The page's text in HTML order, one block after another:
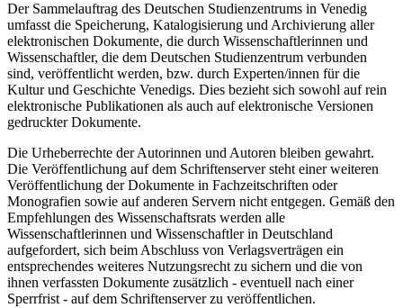
Der Sammelauftrag des Deutschen Studienzentrums in Venedig
umfasst die Speicherung, Katalogisierung und Archivierung aller
elektronischen Dokumente, die durch Wissenschaftlerinnen und
Wissenschaftler, die dem Deutschen Studienzentrum verbunden
sind, veröffentlicht werden, bzw. durch Experten/innen für die
Kultur und Geschichte Venedigs. Dies bezieht sich sowohl auf rein
elektronische Publikationen als auch auf elektronische Versionen
gedruckter Dokumente.
Die Urheberrechte der Autorinnen und Autoren bleiben gewahrt.
Die Veröffentlichung auf dem Schriftenserver steht einer weiteren
Veröffentlichung der Dokumente in Fachzeitschriften oder
Monografien sowie auf anderen Servern nicht entgegen. Gemäß den
Empfehlungen des Wissenschaftsrats werden alle
Wissenschaftlerinnen und Wissenschaftler in Deutschland
aufgefordert, sich beim Abschluss von Verlagsverträgen ein
entsprechendes weiteres Nutzungsrecht zu sichern und die von
ihnen verfassten Dokumente zusätzlich - eventuell nach einer
Sperrfrist - auf dem Schriftenserver zu veröffentlichen.